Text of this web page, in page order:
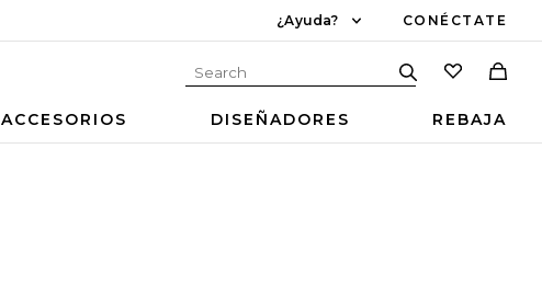
¿Ayuda? CONÉCTATE
ACCESORIOS DISEÑADORES REBAJA